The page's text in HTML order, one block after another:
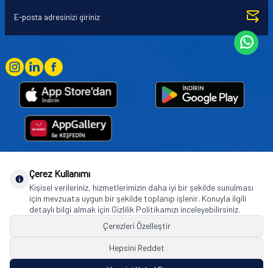
Goodyear (and Winged Foot Design) are trademarks of or licensed to The Goodyear
Tire & Rubber Company used under license by Basbug Group Company,
Istanbul/Türkiye. © 2026 The Goodyear Tire & Rubber Company.
Çerez Kullanımı
Kişisel verileriniz, hizmetlerimizin daha iyi bir şekilde sunulması
için mevzuata uygun bir şekilde toplanıp işlenir. Konuyla ilgili
detaylı bilgi almak için Gizlilik Politikamızı inceleyebilirsiniz.
Çerezleri Özelleştir
Hepsini Reddet